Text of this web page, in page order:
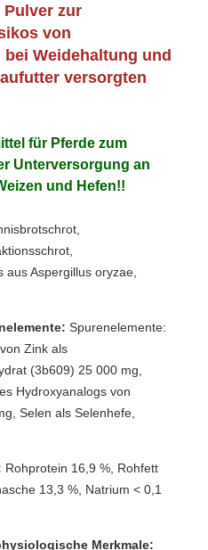
zur
von
Weidehaltung und
versorgten
für Pferde zum
Unterversorgung an
und Hefen!!
Aspergillus oryzae,
Spurenelemente:
Zink als
(3b609) 25 000 mg,
Hydroxyanalogs von
Selen als Selenhefe,
Rohprotein 16,9 %, Rohfett
13,3 %, Natrium < 0,1
Merkmale: